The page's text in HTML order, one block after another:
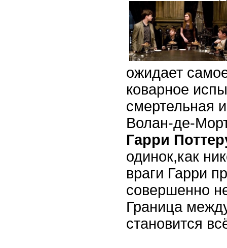
ожидает
коварное
смертельная
Волан-де-
Гарри
одинок,как
враги Гарри
совершенно
Граница
становится